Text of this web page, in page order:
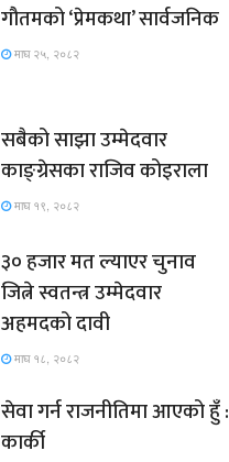
गौतमको ‘प्रेमकथा’ सार्वजनिक
माघ २५, २०८२
सबैको साझा उम्मेदवार
काङ्ग्रेसका राजिव कोइराला
माघ १९, २०८२
३० हजार मत ल्याएर चुनाव
जित्ने स्वतन्त्र उम्मेदवार
अहमदको दावी
माघ १८, २०८२
सेवा गर्न राजनीतिमा आएको हुँ :
कार्की